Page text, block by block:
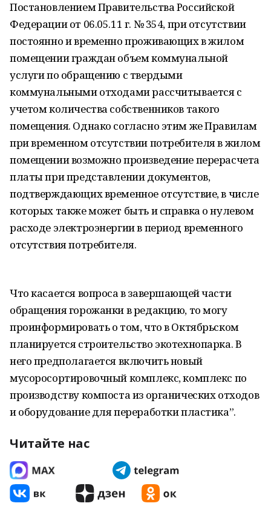
Постановлением Правительства Российской
Федерации от 06.05.11 г. № 354, при отсутствии
постоянно и временно проживающих в жилом
помещении граждан объем коммунальной
услуги по обращению с твердыми
коммунальными отходами рассчитывается с
учетом количества собственников такого
помещения. Однако согласно этим же Правилам
при временном отсутствии потребителя в жилом
помещении возможно произведение перерасчета
платы при представлении документов,
подтверждающих временное отсутствие, в числе
которых также может быть и справка о нулевом
расходе электроэнергии в период временного
отсутствия потребителя.
Что касается вопроса в завершающей части
обращения горожанки в редакцию, то могу
проинформировать о том, что в Октябрьском
планируется строительство экотехнопарка. В
него предполагается включить новый
мусоросортировочный комплекс, комплекс по
производству компоста из органических отходов
и оборудование для переработки пластика”.
Читайте нас